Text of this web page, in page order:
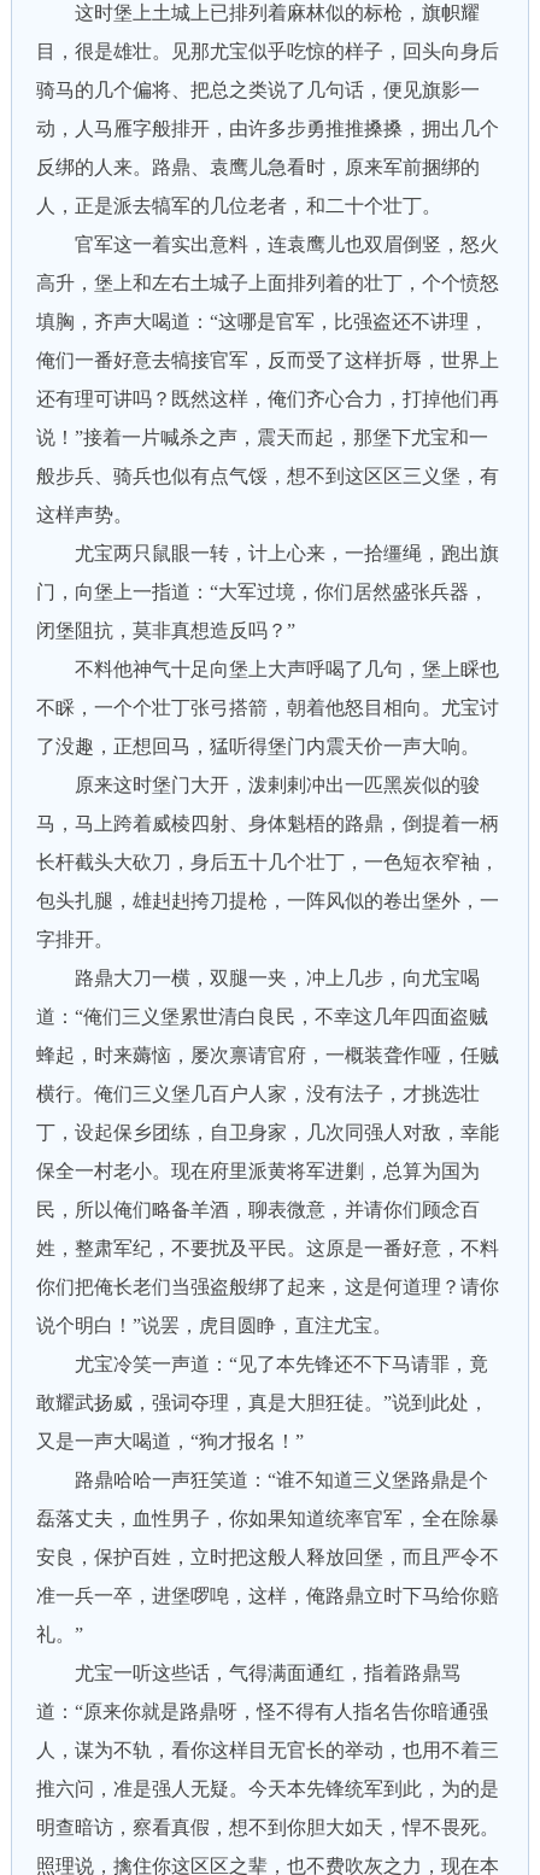
这时堡上土城上已排列着麻林似的标枪，旗帜耀
目，很是雄壮。见那尤宝似乎吃惊的样子，回头向身后
骑马的几个偏将、把总之类说了几句话，便见旗影一
动，人马雁字般排开，由许多步勇推推搡搡，拥出几个
反绑的人来。路鼎、袁鹰儿急看时，原来军前捆绑的
人，正是派去犒军的几位老者，和二十个壮丁。
官军这一着实出意料，连袁鹰儿也双眉倒竖，怒火
高升，堡上和左右土城子上面排列着的壮丁，个个愤怒
填胸，齐声大喝道：“这哪是官军，比强盗还不讲理，
俺们一番好意去犒接官军，反而受了这样折辱，世界上
还有理可讲吗？既然这样，俺们齐心合力，打掉他们再
说！”接着一片喊杀之声，震天而起，那堡下尤宝和一
般步兵、骑兵也似有点气馁，想不到这区区三义堡，有
这样声势。
尤宝两只鼠眼一转，计上心来，一拾缰绳，跑出旗
门，向堡上一指道：“大军过境，你们居然盛张兵器，
闭堡阻抗，莫非真想造反吗？”
不料他神气十足向堡上大声呼喝了几句，堡上睬也
不睬，一个个壮丁张弓搭箭，朝着他怒目相向。尤宝讨
了没趣，正想回马，猛听得堡门内震天价一声大响。
原来这时堡门大开，泼剌剌冲出一匹黑炭似的骏
马，马上跨着威棱四射、身体魁梧的路鼎，倒提着一柄
长杆截头大砍刀，身后五十几个壮丁，一色短衣窄袖，
包头扎腿，雄赳赳挎刀提枪，一阵风似的卷出堡外，一
字排开。
路鼎大刀一横，双腿一夹，冲上几步，向尤宝喝
道：“俺们三义堡累世清白良民，不幸这几年四面盗贼
蜂起，时来薅恼，屡次禀请官府，一概装聋作哑，任贼
横行。俺们三义堡几百户人家，没有法子，才挑选壮
丁，设起保乡团练，自卫身家，几次同强人对敌，幸能
保全一村老小。现在府里派黄将军进剿，总算为国为
民，所以俺们略备羊酒，聊表微意，并请你们顾念百
姓，整肃军纪，不要扰及平民。这原是一番好意，不料
你们把俺长老们当强盗般绑了起来，这是何道理？请你
说个明白！”说罢，虎目圆睁，直注尤宝。
尤宝冷笑一声道：“见了本先锋还不下马请罪，竟
敢耀武扬威，强词夺理，真是大胆狂徒。”说到此处，
又是一声大喝道，“狗才报名！”
路鼎哈哈一声狂笑道：“谁不知道三义堡路鼎是个
磊落丈夫，血性男子，你如果知道统率官军，全在除暴
安良，保护百姓，立时把这般人释放回堡，而且严令不
准一兵一卒，进堡啰唣，这样，俺路鼎立时下马给你赔
礼。”
尤宝一听这些话，气得满面通红，指着路鼎骂
道：“原来你就是路鼎呀，怪不得有人指名告你暗通强
人，谋为不轨，看你这样目无官长的举动，也用不着三
推六问，准是强人无疑。今天本先锋统军到此，为的是
明查暗访，察看真假，想不到你胆大如天，悍不畏死。
照理说，擒住你这区区之辈，也不费吹灰之力，现在本